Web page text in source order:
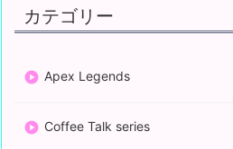
カテゴリー
Apex Legends
Coffee Talk series